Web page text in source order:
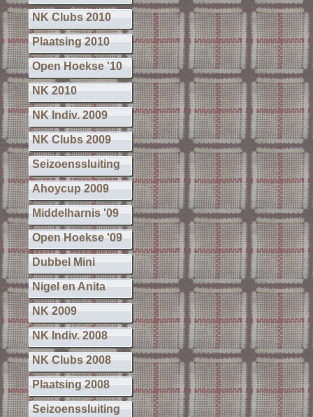
NK Clubs 2010
Plaatsing 2010
Open Hoekse '10
NK 2010
NK Indiv. 2009
NK Clubs 2009
Seizoenssluiting
Ahoycup 2009
Middelharnis '09
Open Hoekse '09
Dubbel Mini
Nigel en Anita
NK 2009
NK Indiv. 2008
NK Clubs 2008
Plaatsing 2008
Seizoenssluiting